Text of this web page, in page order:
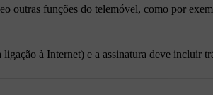
outras funções do telemóvel, como por
à Internet) e a assinatura deve incluir